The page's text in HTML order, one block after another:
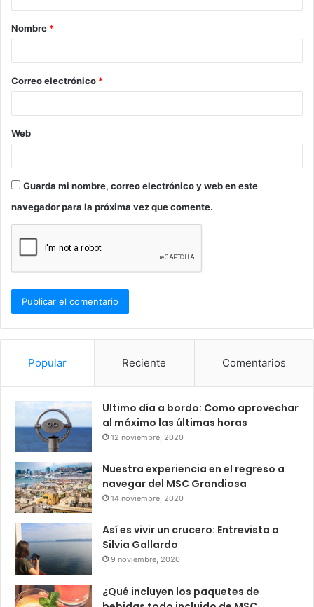
a
r
*
Nombre *
Correo electrónico *
Web
Guarda mi nombre, correo electrónico y web en este
navegador para la próxima vez que comente.
Popular Reciente Comentarios
Ultimo día a bordo: Como aprovechar
al máximo las últimas horas
12 noviembre, 2020
Nuestra experiencia en el regreso a
navegar del MSC Grandiosa
14 noviembre, 2020
Así es vivir un crucero: Entrevista a
Silvia Gallardo
9 noviembre, 2020
¿Qué incluyen los paquetes de